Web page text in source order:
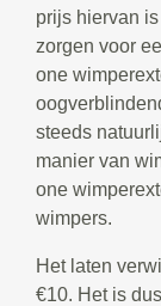
prijs hiervan
zorgen voor
one
steeds
manier van
one
wimpers.
Het laten
€10. Het is